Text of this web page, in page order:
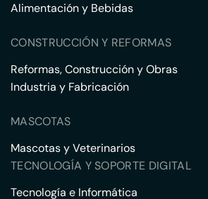
Alimentación y Bebidas
CONSTRUCCIÓN Y REFORMAS
Reformas, Construcción y Obras
Industria y Fabricación
MASCOTAS
Mascotas y Veterinarios
TECNOLOGÍA Y SOPORTE DIGITAL
Tecnología e Informática